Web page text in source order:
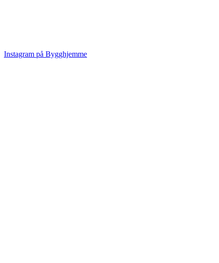
Instagram på Bygghjemme